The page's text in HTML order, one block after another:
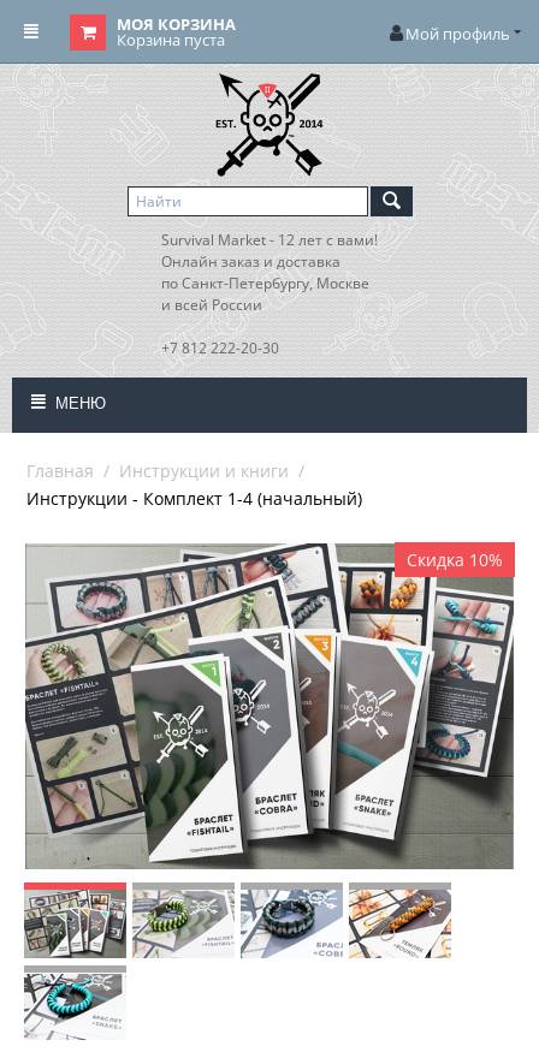
МОЯ КОРЗИНА
Корзина пуста Мой профиль
Survival Market - 12 лет с вами!
Онлайн заказ и доставка
по Санкт-Петербургу, Москве
и всей России
+7 812 222-20-30
МЕНЮ
Главная / Инструкции и книги /
Инструкции - Комплект 1-4 (начальный)
Скидка 10%